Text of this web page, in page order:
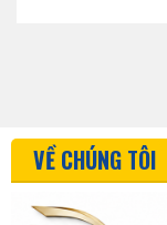
VỀ CHÚNG TÔI